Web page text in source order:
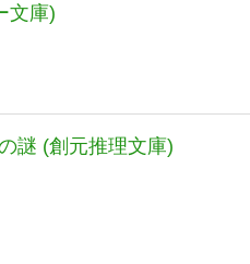
文庫)
謎 (創元推理文庫)